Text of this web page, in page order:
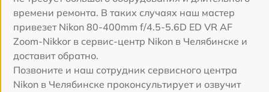
времени ремонта. В таких случаях наш мастер
привезет Nikon 80-400mm f/4.5-5.6D ED VR AF
Zoom-Nikkor в сервис-центр Nikon в Челябинске и
доставит обратно.
Позвоните и наш сотрудник сервисного центра
Nikon в Челябинске проконсультирует и озвучит